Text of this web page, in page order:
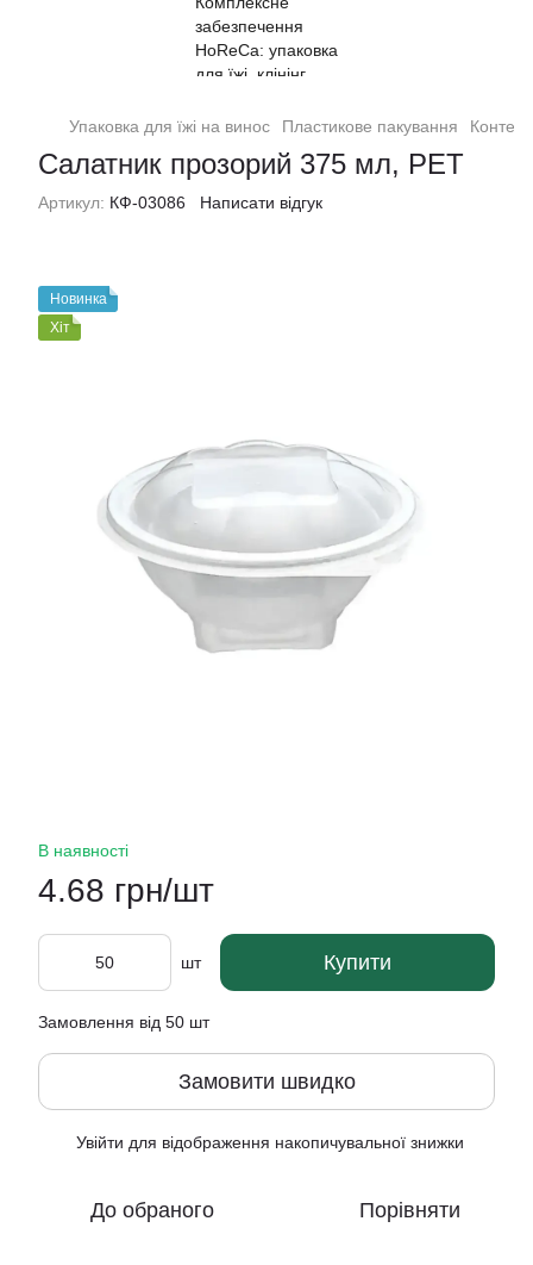
Упаковка для їжі на винос Пластикове пакування
Салатник прозорий 375 мл, PET
Артикул: КФ-03086 Написати відгук
Новинка
Хіт
В наявності
4.68 грн/шт
шт Купити
Замовлення від 50 шт
Замовити швидко
Увійти для відображення накопичувальної знижки
До обраного Порівняти